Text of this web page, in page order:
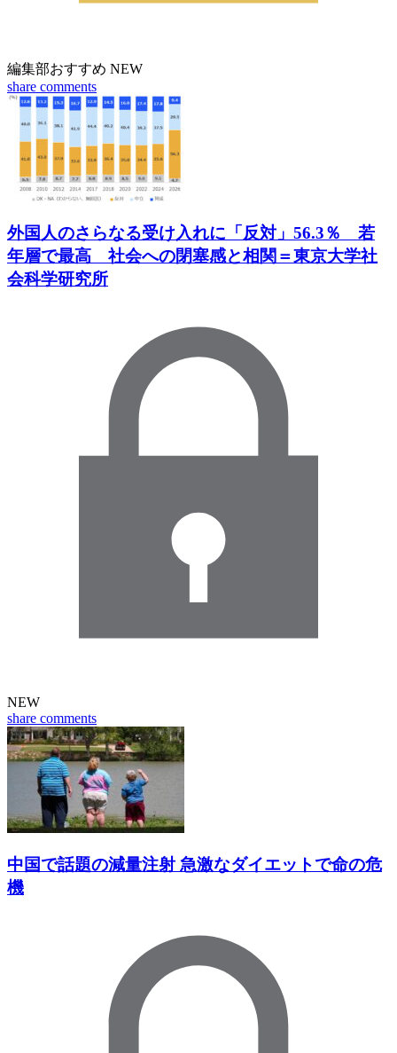
編集部おすすめ NEW
share comments
外国人のさらなる受け入れに「反対」56.3％ 若
年層で最高 社会への閉塞感と相関＝東京大学社
会科学研究所
NEW
share comments
中国で話題の減量注射 急激なダイエットで命の危
機